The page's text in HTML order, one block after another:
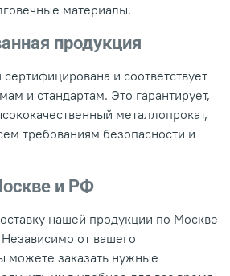
материалы.
продукция
и соответствует
и стандартам. Это гарантирует,
металлопрокат,
требованиям безопасности и
и РФ
нашей продукции по Москве
от вашего
можете заказать нужные